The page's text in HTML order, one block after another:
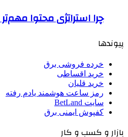
چرا استراتژی محتوا
پیوندها
خرده فروشی برق
خرید اقساطی
خرید قلیان
رمز ساعت هوشمند یادم رفته
سایت BetLand
کفپوش ایمنی برق
بازار و کسب و کار